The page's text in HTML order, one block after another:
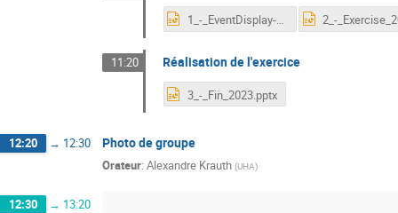
1_-_EventDisplay-2023.pptx
11:20 Réalisation de l'exercice
3_-_Fin_2023.pptx
12:20 → 12:30 Photo de groupe
Orateur: Alexandre Krauth (UHA)
12:30 → 13:20